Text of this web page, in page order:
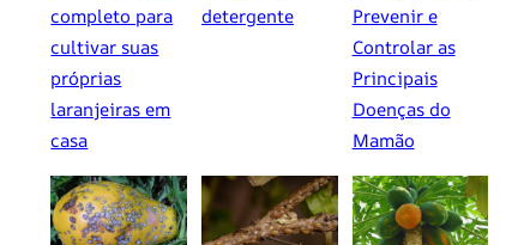
completo para
cultivar suas
próprias
laranjeiras em
casa
detergente
Prevenir e
Controlar as
Principais
Doenças do
Mamão